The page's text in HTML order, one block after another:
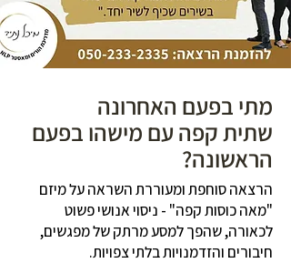
מתי בפעם האחרונה
שתית קפה עם מישהו בפעם
הראשונה?
הרצאה סוחפת ומעוררת השראה על מיזם
"מאה כוסות קפה" - ניסוי אנושי פשוט
לכאורה, שהפך למסע מרתק של מפגשים,
חיבורים והזדמנויות בלתי צפויות.